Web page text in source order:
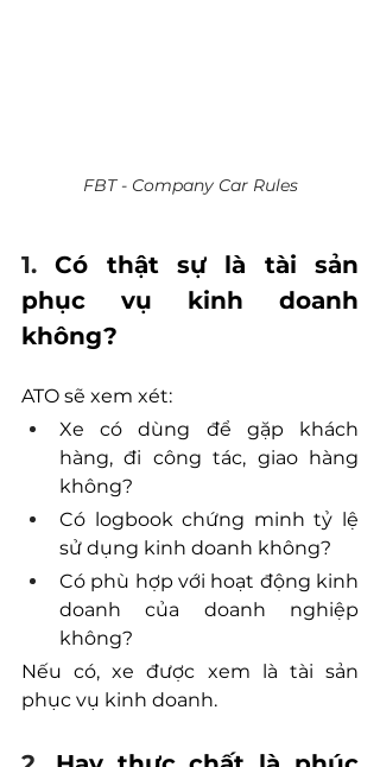
FBT - Company Car Rules
1. Có thật sự là tài sản
phục vụ kinh doanh
không?
ATO sẽ xem xét:
Xe có dùng để gặp khách
hàng, đi công tác, giao hàng
không?
Có logbook chứng minh tỷ lệ
sử dụng kinh doanh không?
Có phù hợp với hoạt động kinh
doanh của doanh nghiệp
không?
Nếu có, xe được xem là tài sản
phục vụ kinh doanh.